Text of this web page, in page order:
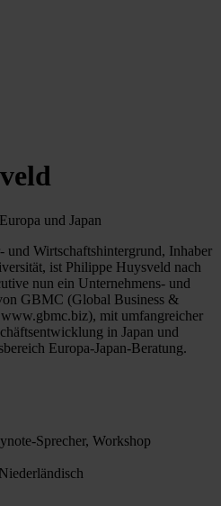
und Japan
und Wirtschaftshintergrund, Inhaber
ist Philippe Huysveld nach
nun ein Unternehmens- und
GBMC (Global Business &
mit umfangreicher
in Japan und
Europa-Japan-Beratung.
Sprecher, Workshop